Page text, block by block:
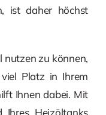
ist daher höchst
zu können,
Platz in Ihrem
Ihnen dabei. Mit
Ihres Heizöltanks